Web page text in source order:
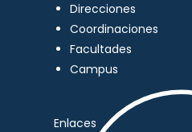
Direcciones
Coordinaciones
Facultades
Campus
Enlaces